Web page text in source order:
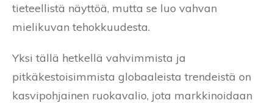
tieteellistä näyttöä, mutta se luo vahvan
mielikuvan tehokkuudesta.
Yksi tällä hetkellä vahvimmista ja
pitkäkestoisimmista globaaleista trendeistä on
kasvipohjainen ruokavalio, jota markkinoidaan